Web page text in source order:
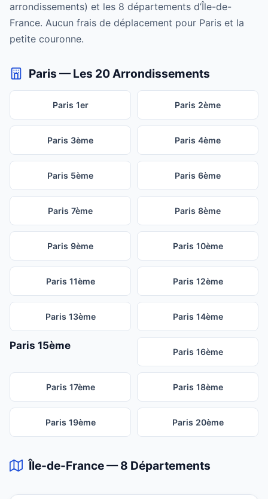
arrondissements) et les 8 départements d’Île-de-
France. Aucun frais de déplacement pour Paris et la
petite couronne.
Paris — Les 20 Arrondissements
Paris 1er Paris 2ème
Paris 3ème Paris 4ème
Paris 5ème Paris 6ème
Paris 7ème Paris 8ème
Paris 9ème Paris 10ème
Paris 11ème Paris 12ème
Paris 13ème Paris 14ème
Paris 15ème
Paris 16ème
Paris 17ème Paris 18ème
Paris 19ème Paris 20ème
Île-de-France — 8 Départements